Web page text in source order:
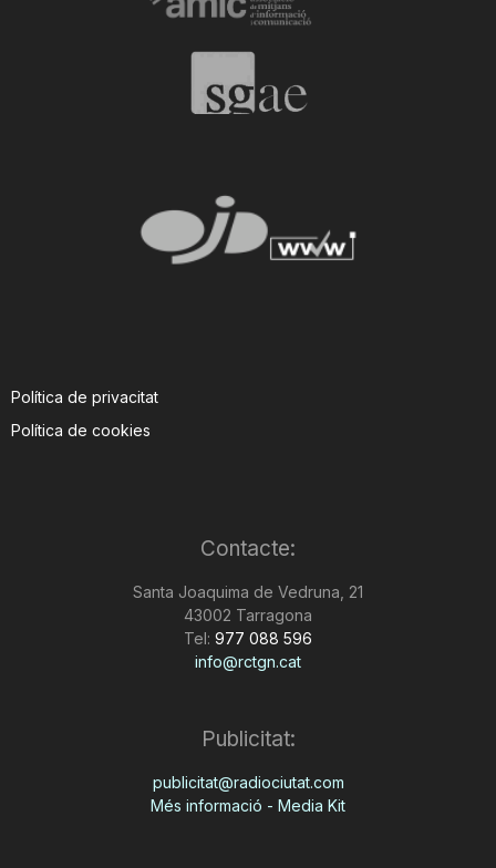
Política de privacitat
Política de cookies
Contacte:
Santa Joaquima de Vedruna, 21
43002 Tarragona
Tel: 977 088 596
info@rctgn.cat
Publicitat:
publicitat@radiociutat.com
Més informació - Media Kit